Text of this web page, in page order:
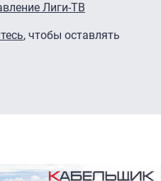
Лиги-ТВ
, чтобы оставлять